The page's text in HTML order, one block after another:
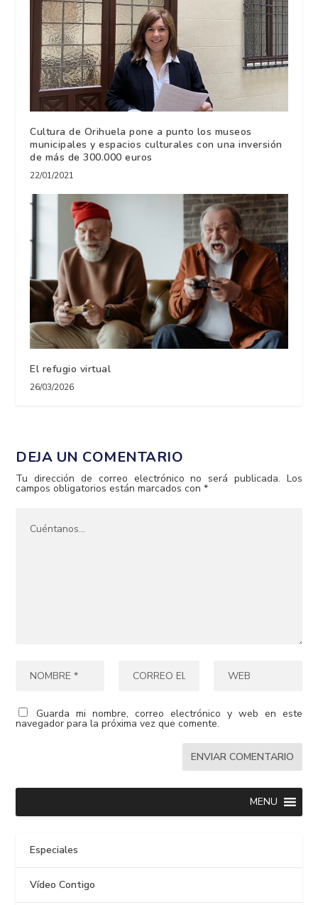
Cultura de Orihuela pone a punto los museos
municipales y espacios culturales con una inversión
de más de 300.000 euros
22/01/2021
El refugio virtual
26/03/2026
DEJA UN COMENTARIO
Tu dirección de correo electrónico no será publicada. Los
campos obligatorios están marcados con*
Guarda mi nombre, correo electrónico y web en este
navegador para la próxima vez que comente.
MENU
Especiales
Vídeo Contigo